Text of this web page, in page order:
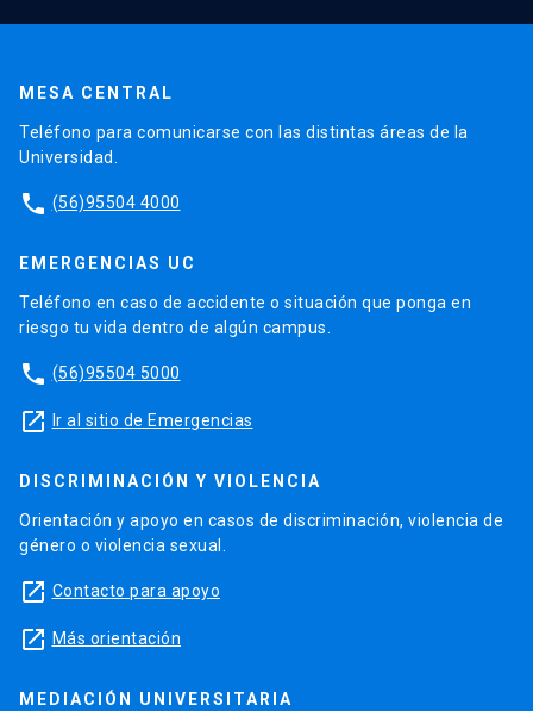
MESA CENTRAL
Teléfono para comunicarse con las distintas áreas de la
Universidad.
phone (56)95504 4000
EMERGENCIAS UC
Teléfono en caso de accidente o situación que ponga en
riesgo tu vida dentro de algún campus.
phone (56)95504 5000
launch Ir al sitio de Emergencias
DISCRIMINACIÓN Y VIOLENCIA
Orientación y apoyo en casos de discriminación, violencia de
género o violencia sexual.
launch Contacto para apoyo
launch Más orientación
MEDIACIÓN UNIVERSITARIA